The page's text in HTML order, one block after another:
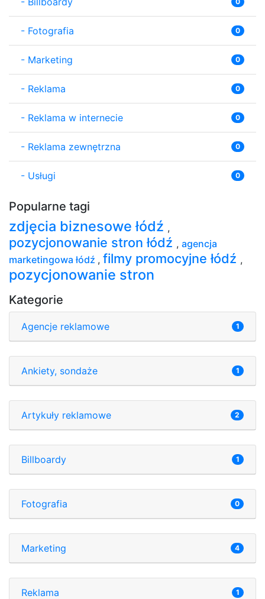
- Fotografia 0
- Marketing 0
- Reklama 0
- Reklama w internecie 0
- Reklama zewnętrzna 0
- Usługi 0
Popularne tagi
zdjęcia biznesowe łódź ,
pozycjonowanie stron łódź , agencja
marketingowa łódź , filmy promocyjne łódź ,
pozycjonowanie stron
Kategorie
Agencje reklamowe 1
Ankiety, sondaże 1
Artykuły reklamowe 2
Billboardy 1
Fotografia 0
Marketing 4
Reklama 1